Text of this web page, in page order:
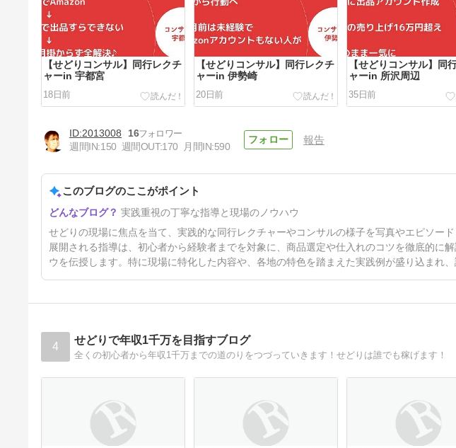
【せどりコンサル】同行レクチ
ャーin 宇都宮
18日前
【せどりコンサル】同行レクチ
ャーin 伊勢崎
20日前
【せどりコンサル】同
ャーin 所沢周辺
35日前
【せどりコンサル】同行レクチ
ャーin 泉佐野～和歌山
46日前
2013008
16
週間IN:150 週間OUT:170 月間IN:590
報告
このブログのここがポイント
実践重視の丁寧な指導と現場のノウハウ
せどりの現場に焦点を当て、実践的な同行レクチャーやコンサルの様子を写真やエピソー
展開される指導は、初心者から経験者までを対象に、商品選定や仕入れのコツを徹底的に
ウを伝授します。特に現場に特化した内容や、各地の特色を踏まえた実践例が盛り込まれ、
4 せどりで年収1千万を目指すブログ
全くの初心者から年収1千万までの道のりをつづっていきます！せどりは誰でも稼げます！